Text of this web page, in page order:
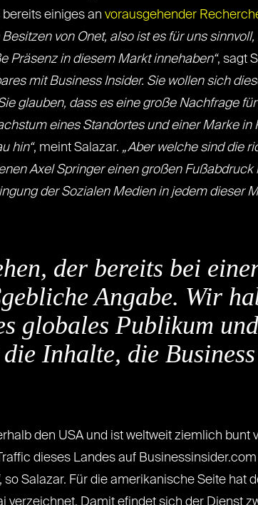
einiges an vorausgehender
von Onet, also ist es für uns
Präsenz in diesem Markt innehaben“, sagt
mit Business Insider. Sie wollen sich
glauben, dass es eine große Nachfrage
eines Standortes und einer Marke in
hin“, meint Salazar. „Aber welche sind die
Axel Springer einen großen Fußabdruck
der Sozialen Medien in jedem dieser
der bereits bei
Angabe. Wir
globales Publikum
Inhalte, die Business
den USA und ist weltweit ziemlich bunt
dieses Landes auf Businessinsider.com
, so Salazar. Für die amerikanische Seite hat
Damit efindet sich der Dienst